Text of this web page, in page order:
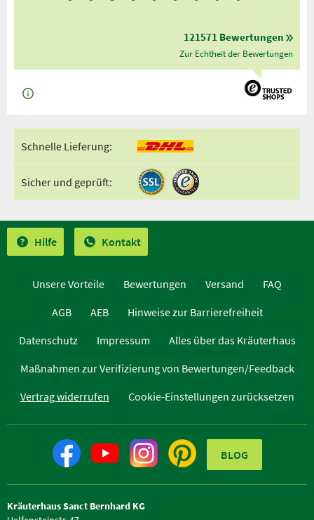
121571 Bewertungen
Zur Echtheit der Bewertungen
Schnelle Lieferung:
Sicher und geprüft:
Hilfe Kontakt
Unsere Vorteile Bewertungen Versand
FAQ
AGB
AEB
Hinweise zur Barrierefreiheit
Datenschutz
Impressum
Alles über das Kräuterhaus
Maßnahmen zur Verifizierung von Bewertungen/Feedback
Vertrag widerrufen
Cookie-Einstellungen zurücksetzen
BLOG
Kräuterhaus Sanct Bernhard KG